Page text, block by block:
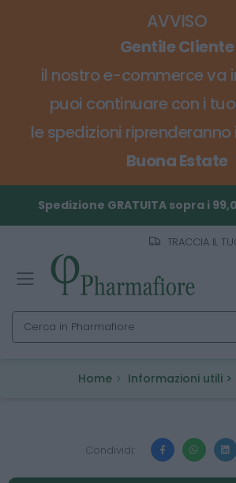
AVVISO
Gentile Cliente
il nostro e-commerce va
puoi continuare con i
le spedizioni
Buona Estate
Spedizione GRATUITA sopra i
TRACCIA IL
Toggle mobile menu
Cerca
Home Informazioni utili >
Condividi: